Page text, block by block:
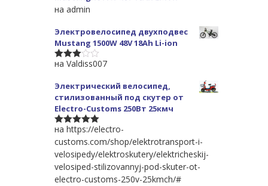
на admin
Электровелосипед двухподвес
Mustang 1500W 48V 18Ah Li-ion
3из 5
на Valdiss007
Электрический велосипед,
стилизованный под скутер от
Electro-Customs 250Вт 25кмч
5из 5
на https://electro-
customs.com/shop/elektrotransport-i-
velosipedy/elektroskutery/elektricheskij-
velosiped-stilizovannyj-pod-skuter-ot-
electro-customs-250v-25kmch/#